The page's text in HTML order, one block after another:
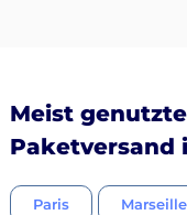
Meist
Paketversand
Paris Marseille